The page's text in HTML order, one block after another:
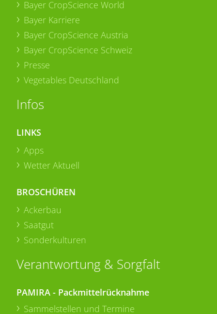
Bayer CropScience World
Bayer Karriere
Bayer CropScience Austria
Bayer CropScience Schweiz
Presse
Vegetables Deutschland
Infos
LINKS
Apps
Wetter Aktuell
BROSCHÜREN
Ackerbau
Saatgut
Sonderkulturen
Verantwortung & Sorgfalt
PAMIRA - Packmittelrücknahme
Sammelstellen und Termine